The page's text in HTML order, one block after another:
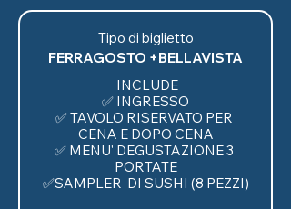
Tipo di biglietto
FERRAGOSTO +BELLAVISTA
✅ INGRESSO
✅ TAVOLO RISERVATO PER
CENA E DOPO CENA
✅ MENU' DEGUSTAZIONE 3
PORTATE
✅SAMPLER  DI SUSHI (8 PEZZI)